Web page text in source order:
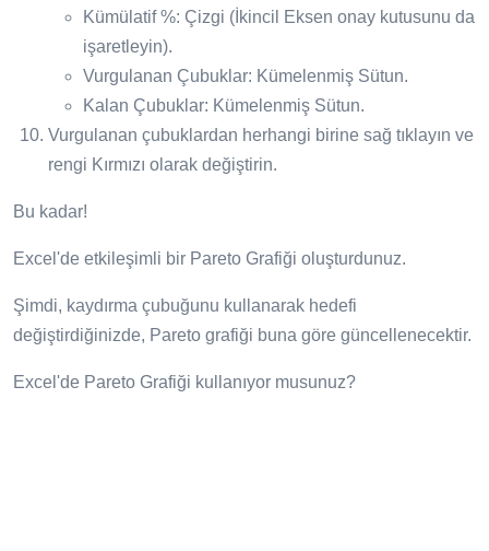
Kümülatif %: Çizgi (İkincil Eksen onay kutusunu da
işaretleyin).
Vurgulanan Çubuklar: Kümelenmiş Sütun.
Kalan Çubuklar: Kümelenmiş Sütun.
Vurgulanan çubuklardan herhangi birine sağ tıklayın ve
rengi Kırmızı olarak değiştirin.
Bu kadar!
Excel'de etkileşimli bir Pareto Grafiği oluşturdunuz.
Şimdi, kaydırma çubuğunu kullanarak hedefi
değiştirdiğinizde, Pareto grafiği buna göre güncellenecektir.
Excel'de Pareto Grafiği kullanıyor musunuz?